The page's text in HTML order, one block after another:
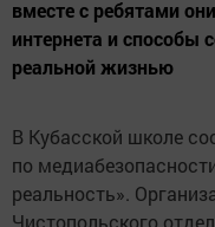
вместе с ребятами
интернета и способы
реальной жизнью
В Кубасской школе
по
реальность».
Чистопольского